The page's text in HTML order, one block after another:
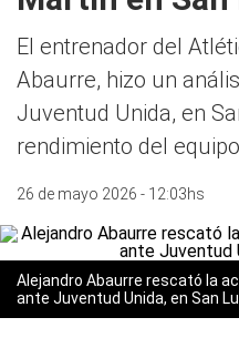
El entrenador del
Abaurre, hizo un
Juventud Unida, en
rendimiento del equipo
26 de mayo 2026 - 12:03hs
Alejandro Abaurre rescató la
ante Juventud Unida, en San